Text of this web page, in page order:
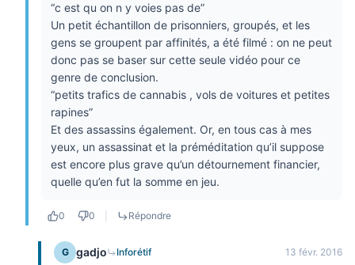
“c est qu on n y voies pas de”
Un petit échantillon de prisonniers, groupés, et les
gens se groupent par affinités, a été filmé : on ne peut
donc pas se baser sur cette seule vidéo pour ce
genre de conclusion.
“petits trafics de cannabis , vols de voitures et petites
rapines”
Et des assassins également. Or, en tous cas à mes
yeux, un assassinat et la préméditation qu’il suppose
est encore plus grave qu’un détournement financier,
quelle qu’en fut la somme en jeu.
0 0 Répondre
G gadjo Inforétif 13 févr. 2016